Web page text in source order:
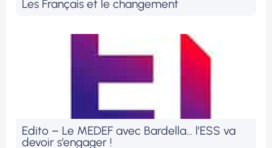
Les Français et le changement
Edito – Le MEDEF avec Bardella… l’ESS va
devoir s’engager !